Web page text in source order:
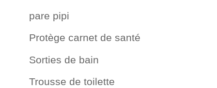
pare pipi
Protège carnet de santé
Sorties de bain
Trousse de toilette